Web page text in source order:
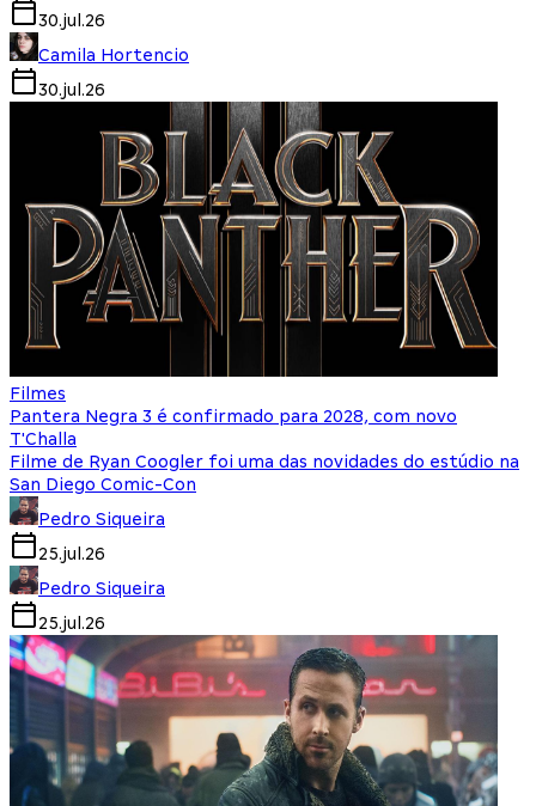
30.jul.26
Camila Hortencio
30.jul.26
Filmes
Pantera Negra 3 é confirmado para 2028, com novo
T'Challa
Filme de Ryan Coogler foi uma das novidades do estúdio na
San Diego Comic-Con
Pedro Siqueira
25.jul.26
Pedro Siqueira
25.jul.26